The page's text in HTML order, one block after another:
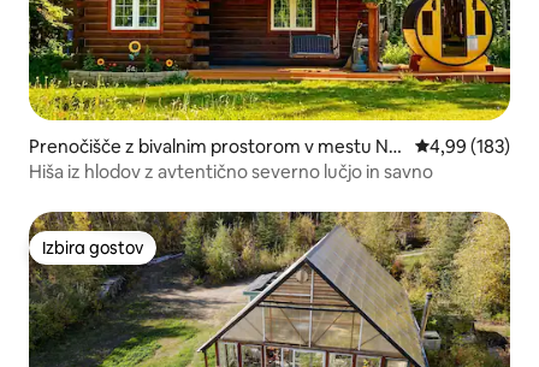
Prenočišče z bivalnim prostorom v mestu No
rth Pole
Povprečna
4,99 (183)
Hiša iz hlodov z avtentično severno lučjo in savno
Izbira gostov
Izbira gostov